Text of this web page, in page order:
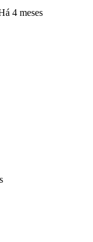
4 meses